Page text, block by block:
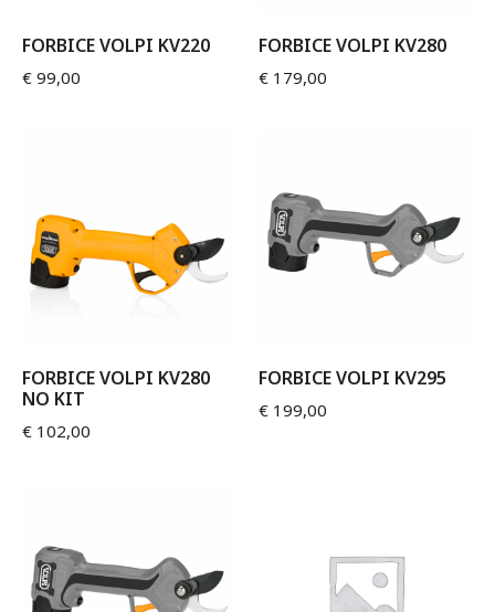
FORBICE VOLPI KV220
€ 99,00
FORBICE VOLPI KV280
€ 179,00
FORBICE VOLPI KV280
NO KIT
€ 102,00
FORBICE VOLPI KV295
€ 199,00